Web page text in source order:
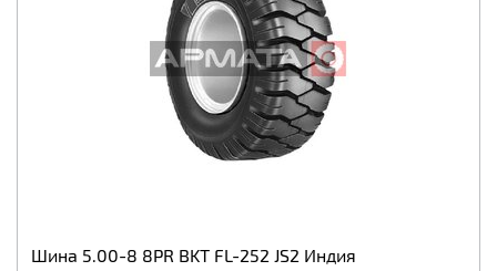
Шина 5.00-8 8PR BKT FL-252 JS2 Индия